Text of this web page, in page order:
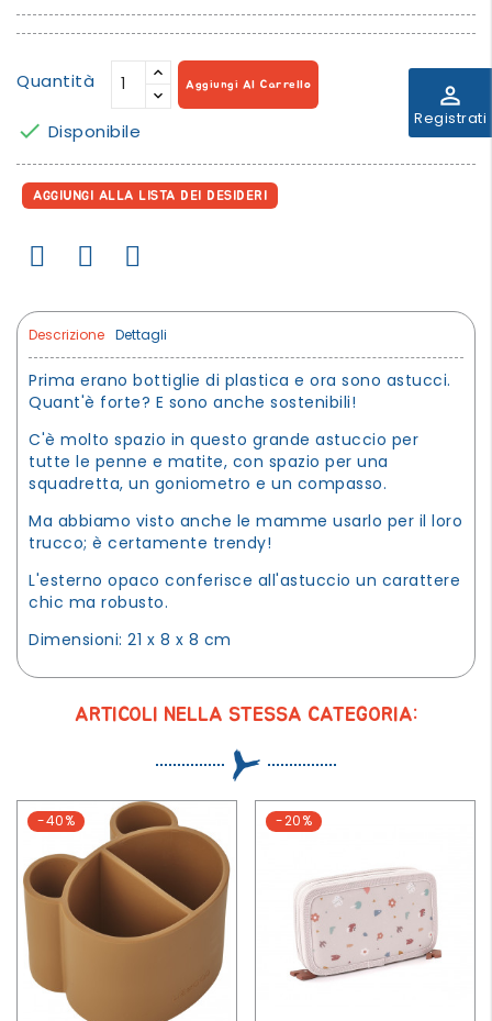
perm_identity
Registrati
Quantità Aggiungi Al Carrello
 Disponibile
AGGIUNGI ALLA LISTA DEI DESIDERI
Descrizione Dettagli
Prima erano bottiglie di plastica e ora sono astucci.
Quant'è forte? E sono anche sostenibili!
C'è molto spazio in questo grande astuccio per
tutte le penne e matite, con spazio per una
squadretta, un goniometro e un compasso.
Ma abbiamo visto anche le mamme usarlo per il loro
trucco; è certamente trendy!
L'esterno opaco conferisce all'astuccio un carattere
chic ma robusto.
Dimensioni: 21 x 8 x 8 cm
ARTICOLI NELLA STESSA CATEGORIA:
-40% -20%